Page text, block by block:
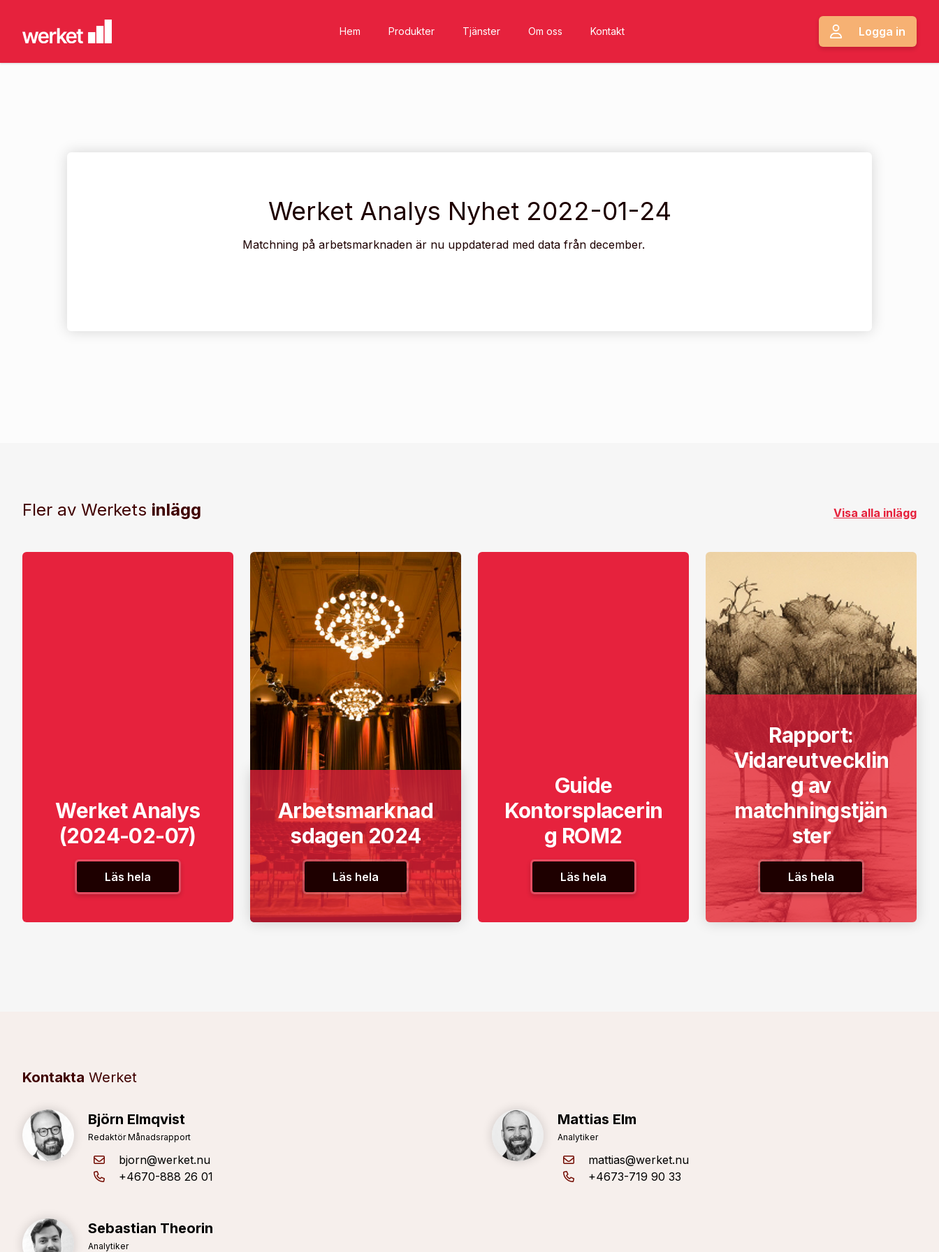
Hem Produkter Tjänster Om oss Kontakt Logga in
Werket Analys Nyhet 2022-01-24
Matchning på arbetsmarknaden är nu uppdaterad med data från december.
Fler av Werkets inlägg Visa alla inlägg
Werket Analys
(2024-02-07)
Läs hela
Arbetsmarknad
sdagen 2024
Läs hela
Guide
Kontorsplacerin
g ROM2
Läs hela
Rapport:
Vidareutvecklin
g av
matchningstjän
ster
Läs hela
Kontakta Werket
Björn Elmqvist
Redaktör Månadsrapport
bjorn@werket.nu
+4670-888 26 01
Mattias Elm
Analytiker
mattias@werket.nu
+4673-719 90 33
Sebastian Theorin
Analytiker